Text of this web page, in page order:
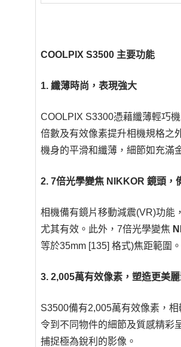
COOLPIX S3500 主要功能
1. 纖薄時尚，表現強大
COOLPIX S3300憑藉纖薄輕巧
倍數及有效像素提升相機規格之
機身的平滑和纖薄，細節如充滿
2. 7倍光學變焦 NIKKOR 鏡頭，
相機備有鏡片移動減震(VR)功能
尤其有效。此外，7倍光學變焦
等於35mm [135] 格式)焦距範圍。
3. 2,005萬有效像素，塑造更美
S3500備有2,005萬有效像素，
令到不同物件的細節及質感精彩
捕捉極為銳利的影像。